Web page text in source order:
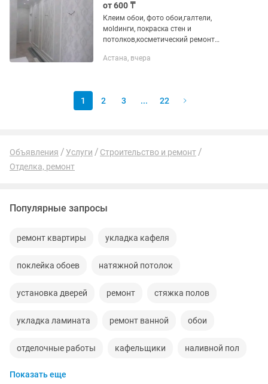
от 600 ₸
Клеим обои, фото обои,галтели,
мoldинги, покраска стен и
потолков,косметический ремонт
аккуратно стаж более 17 лет
Астана, вчера
1 2 3 ... 22
Объявления Услуги
Строительство и ремонт
Отделка, ремонт
Популярные запросы
ремонт квартиры укладка кафеля
поклейка обоев натяжной потолок
установка дверей ремонт стяжка полов
укладка ламината ремонт ванной обои
отделочные работы кафельщики наливной пол
косметический ремонт квартир
Показать еще